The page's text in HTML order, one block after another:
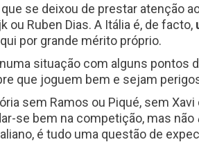
se deixou de prestar atenção
ou Ruben Dias. A Itália é, de facto,
por grande mérito próprio.
situação com alguns pontos
que joguem bem e sejam
sem Ramos ou Piqué, sem
se bem na competição, mas não
é tudo uma questão de